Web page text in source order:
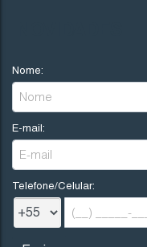
Nome:
E-mail:
Telefone/Celular: